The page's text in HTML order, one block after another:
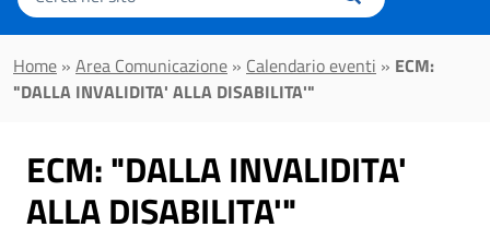
il
testo
da
cercare
Home » Area Comunicazione » Calendario eventi » ECM:
"DALLA INVALIDITA' ALLA DISABILITA'"
ECM: "DALLA INVALIDITA'
ALLA DISABILITA'"